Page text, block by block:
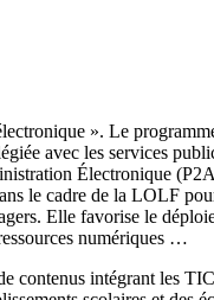
». Le
avec les services
Électronique
le cadre de la LOLF
Elle favorise le
numériques …
intégrant les